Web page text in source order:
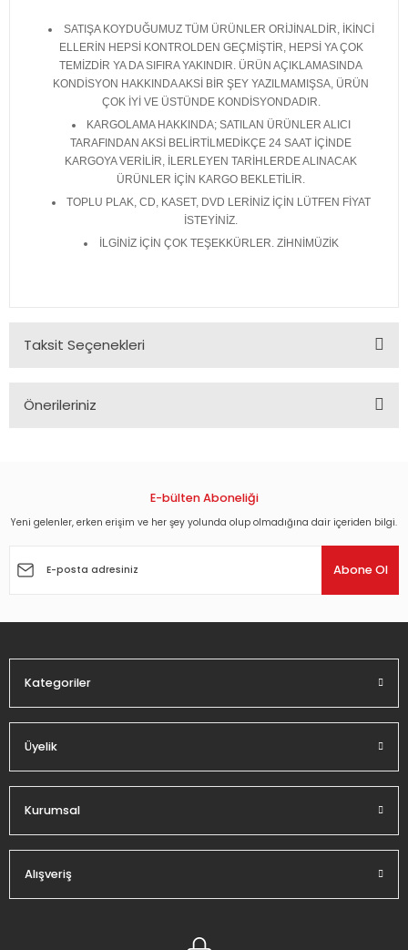
SATIŞA KOYDUĞUMUZ TÜM ÜRÜNLER ORİJİNALDİR, İKİNCİ
ELLERİN HEPSİ KONTROLDEN GEÇMİŞTİR, HEPSİ YA ÇOK
TEMİZDİR YA DA SIFIRA YAKINDIR. ÜRÜN AÇIKLAMASINDA
KONDİSYON HAKKINDA AKSİ BİR ŞEY YAZILMAMIŞSA, ÜRÜN
ÇOK İYİ VE ÜSTÜNDE KONDİSYONDADIR.
KARGOLAMA HAKKINDA; SATILAN ÜRÜNLER ALICI
TARAFINDAN AKSİ BELİRTİLMEDİKÇE 24 SAAT İÇİNDE
KARGOYA VERİLİR, İLERLEYEN TARİHLERDE ALINACAK
ÜRÜNLER İÇİN KARGO BEKLETİLİR.
TOPLU PLAK, CD, KASET, DVD LERİNİZ İÇİN LÜTFEN FİYAT
İSTEYİNİZ.
İLGİNİZ İÇİN ÇOK TEŞEKKÜRLER. ZİHNİMÜZİK
Taksit Seçenekleri
Önerileriniz
Görüş ve önerileriniz için teşekkür ederiz.
Ürün açıklamasında eksik bilgiler bulunuyor.
Ürün fiyatı diğer sitelerden daha pahalı.
E-bülten Aboneliği
Yeni gelenler, erken erişim ve her şey yolunda olup olmadığına dair içeriden bilgi.
Abone Ol
Kategoriler
Üyelik
Kurumsal
Alışveriş